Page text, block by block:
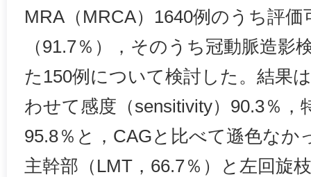
MRA（MRCA）1640例のうち評
（91.7％），そのうち冠動脈造影
た150例について検討した。結果
わせて感度（sensitivity）90.3％，
95.8％と，CAGと比べて遜色なか
主幹部（LMT，66.7％）と左回旋